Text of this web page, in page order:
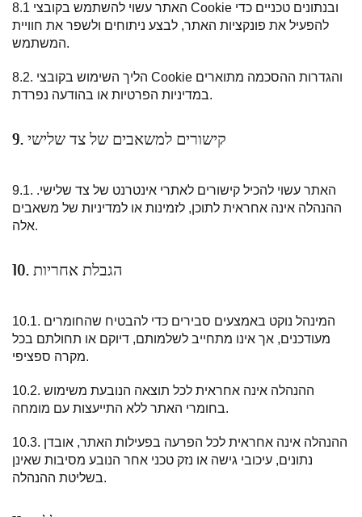
8.1 האתר עשוי להשתמש בקובצי Cookie ובנתונים טכניים כדי
להפעיל את פונקציות האתר, לבצע ניתוחים ולשפר את חוויית
המשתמש.
8.2. הליך השימוש בקובצי Cookie והגדרות ההסכמה מתוארים
במדיניות הפרטיות או בהודעה נפרדת.
9. קישורים למשאבים של צד שלישי
9.1. האתר עשוי להכיל קישורים לאתרי אינטרנט של צד שלישי.
ההנהלה אינה אחראית לתוכן, לזמינות או למדיניות של משאבים
אלה.
10. הגבלת אחריות
10.1. המינהל נוקט באמצעים סבירים כדי להבטיח שהחומרים
מעודכנים, אך אינו מתחייב לשלמותם, דיוקם או תחולתם בכל
מקרה ספציפי.
10.2. ההנהלה אינה אחראית לכל תוצאה הנובעת משימוש
בחומרי האתר ללא התייעצות עם מומחה.
10.3. ההנהלה אינה אחראית לכל הפרעה בפעילות האתר, אובדן
נתונים, עיכובי גישה או נזק טכני אחר הנובע מסיבות שאינן
בשליטת ההנהלה.